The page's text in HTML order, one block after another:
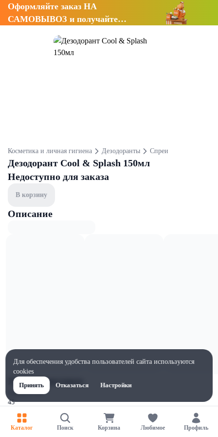
Оформляйте заказ НА
САМОВЫВОЗ и получайте
Косметика и личная гигиена Дезодоранты Спреи
Дезодорант Cool & Splash 150мл
Недоступно для заказа
В корзину
Описание
Характеристики
Ширина, мм
45
Высота, мм
176
Каталог Поиск Корзина Любимое Профиль
Для обеспечения удобства пользователей сайта используются
cookies
Принять
Отказаться Настройки